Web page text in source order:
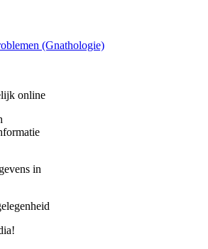
(Gnathologie)
online
in